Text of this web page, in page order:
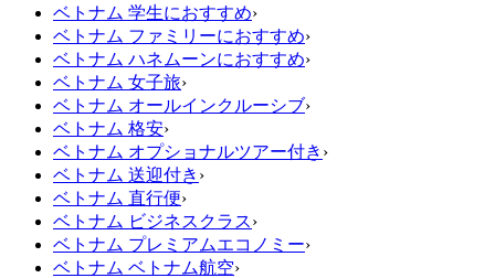
ベトナム 学生におすすめ›
ベトナム ファミリーにおすすめ›
ベトナム ハネムーンにおすすめ›
ベトナム 女子旅›
ベトナム オールインクルーシブ›
ベトナム 格安›
ベトナム オプショナルツアー付き ›
ベトナム 送迎付き ›
ベトナム 直行便›
ベトナム ビジネスクラス›
ベトナム プレミアムエコノミー›
ベトナム ベトナム航空›